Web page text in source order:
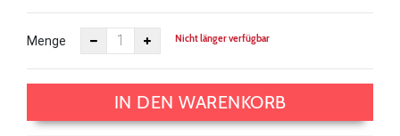
Menge Nicht länger verfügbar
IN DEN WARENKORB